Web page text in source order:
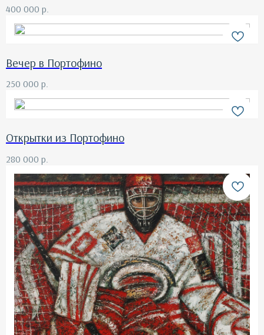
400 000 р.
Вечер в Портофино
250 000 р.
Открытки из Портофино
280 000 р.